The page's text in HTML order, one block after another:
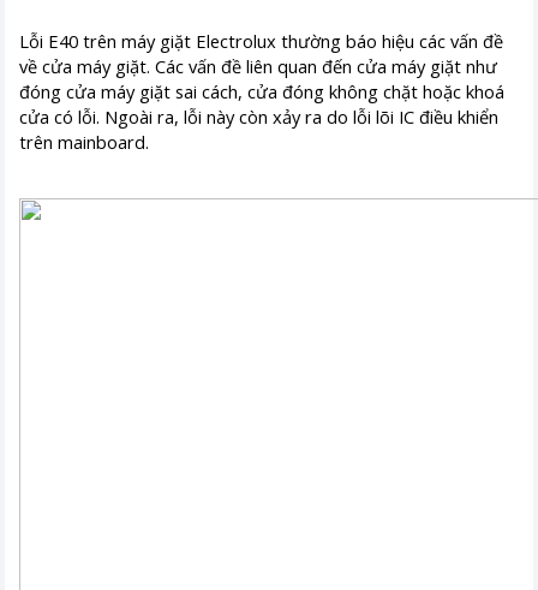
Lỗi E40 trên máy giặt Electrolux thường báo hiệu các vấn đề
về cửa máy giặt. Các vấn đề liên quan đến cửa máy giặt như
đóng cửa máy giặt sai cách, cửa đóng không chặt hoặc khoá
cửa có lỗi. Ngoài ra, lỗi này còn xảy ra do lỗi lõi IC điều khiển
trên mainboard.